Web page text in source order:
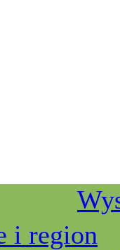
i region